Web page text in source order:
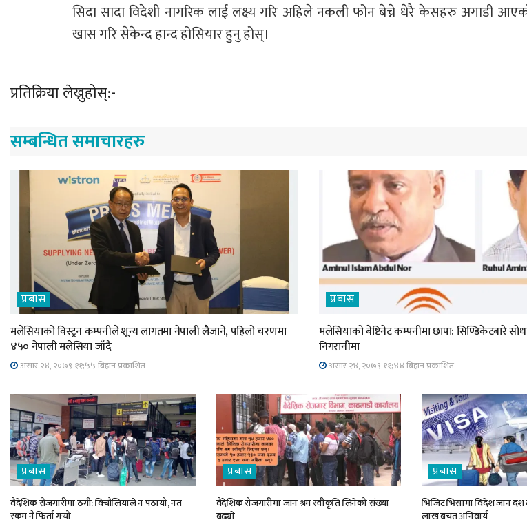
सिदा सादा विदेशी नागरिक लाई लक्ष्य गरि अहिले नकली फोन बेच्ने धेरै केसहरु अगाडी
खास गरि सेकेन्द हान्द होसियार हुनु होस्।
प्रतिक्रिया लेख्नुहोस्:-
सम्बन्धित समाचारहरु
प्रबास
मलेसियाको विस्ट्रन कम्पनीले शून्य लागतमा नेपाली लैजाने, पहिलो चरणमा
४५० नेपाली मलेसिया जाँदै
असार २४, २०७९ ११;५५ बिहान प्रकाशित
प्रबास
मलेसियाको बेष्टिनेट कम्पनीमा छापा: सिण्डिकेटबारे
निगरानीमा
असार २४, २०७९ ११;४४ बिहान प्रकाशित
प्रबास
वैदेशिक रोजगारीमा ठगी: विचौलियाले न पठायो, नत
रकम नै फिर्ता गर्‍यो
प्रबास
वैदेशिक रोजगारीमा जान श्रम स्वीकृति लिनेको संख्या
बढ्याे
प्रबास
भिजिट भिसामा विदेश जान
लाख बचत अनिवार्य